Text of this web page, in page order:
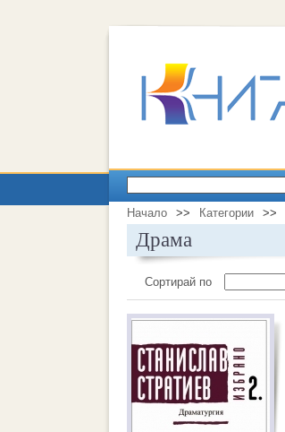
Начало >> Категории >>
Драма
Сортирай по